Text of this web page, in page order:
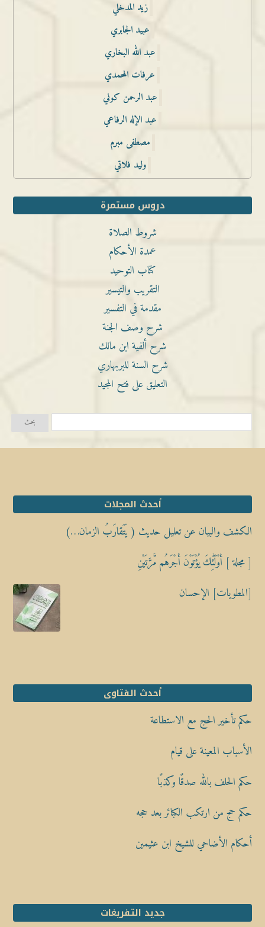
زيد المدخلي
عبيد الجابري
عبد الله البخاري
عرفات المحمدي
عبد الرحمن كوني
عبد الإله الرفاعي
مصطفى مبرم
وليد فلاتي
دروس مستمرة
شروط الصلاة
عمدة الأحكام
كتاب التوحيد
التقريب والتيسير
مقدمة في التفسير
شرح وصف الجنة
شرح ألفية ابن مالك
شرح السنة للبربهاري
التعليق على فتح المجيد
أحدث المجلات
الكشف والبيان عن تعليل حديث ( يَتَقارَبُ الزمان…)
[ مجلة ] أُوْلَٰٓئِكَ يُؤْتَوْنَ أَجْرَهُم مَّرَّتَيْنِ
[المطويات] الإحسان
أحدث الفتاوى
حكم تأخير الحج مع الاستطاعة
الأسباب المعينة على قيام
حكم الحلف بالله صدقًا وكذبًا
حكم حج من ارتكب الكبائر بعد حجه
أحكام الأضاحي للشيخ ابن عثيمين
جديد التفريغات